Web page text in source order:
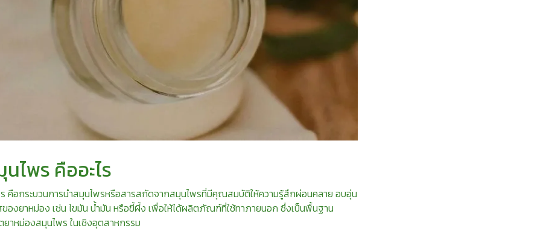
ไพร คืออะไร
คือกระบวนการนำสมุนไพรหรือสารสกัดจากสมุนไพรที่มีคุณสมบัติให้ความรู้สึกผ่อนคลาย อบอุ่น
องยาหม่อง เช่น ไขมัน น้ำมัน หรือขี้ผึ้ง เพื่อให้ได้ผลิตภัณฑ์ที่ใช้ทาภายนอก ซึ่งเป็นพื้นฐาน
าหม่องสมุนไพร ในเชิงอุตสาหกรรม